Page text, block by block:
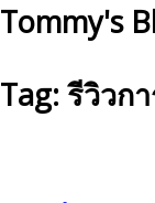
Tommy's
Tag: รีวิวก